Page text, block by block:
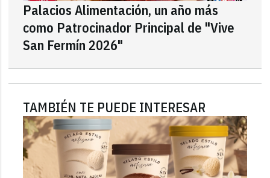
Palacios Alimentación, un año más
como Patrocinador Principal de "Vive
San Fermín 2026"
TAMBIÉN TE PUEDE INTERESAR